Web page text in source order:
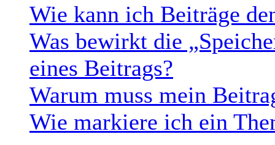
Wie kann ich Beiträge
Was bewirkt die
eines Beitrags?
Warum muss mein
Wie markiere ich ein